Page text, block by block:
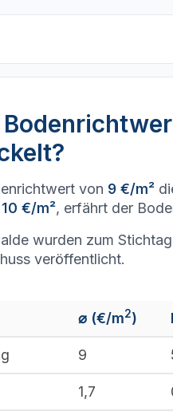
von 9 €/m²
10 €/m², erfährt der
wurden zum
veröffentlicht.
⌀ (€/m2)
9
1,7